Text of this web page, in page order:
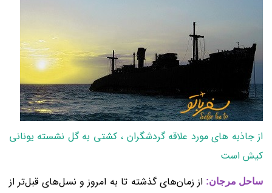
از جاذبه های مورد علاقه گردشگران ، کشتی به گل نشسته یونانی
کیش است
ساحل مرجان: از زمان‌های گذشته تا به امروز و نسل‌های قبل‌تر از